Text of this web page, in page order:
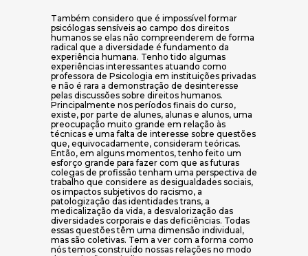
Também considero que é impossível formar
psicólogas sensíveis ao campo dos direitos
humanos se elas não compreenderem de forma
radical que a diversidade é fundamento da
experiência humana. Tenho tido algumas
experiências interessantes atuando como
professora de Psicologia em instituições privadas
e não é rara a demonstração de desinteresse
pelas discussões sobre direitos humanos.
Principalmente nos períodos finais do curso,
existe, por parte de alunes, alunas e alunos, uma
preocupação muito grande em relação às
técnicas e uma falta de interesse sobre questões
que, equivocadamente, consideram teóricas.
Então, em alguns momentos, tenho feito um
esforço grande para fazer com que as futuras
colegas de profissão tenham uma perspectiva de
trabalho que considere as desigualdades sociais,
os impactos subjetivos do racismo, a
patologização das identidades trans, a
medicalização da vida, a desvalorização das
diversidades corporais e das deficiências. Todas
essas questões têm uma dimensão individual,
mas são coletivas. Tem a ver com a forma como
nós temos construído nossas relações no modo